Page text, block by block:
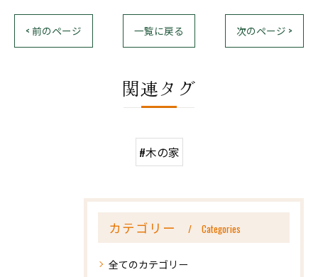
< 前のページ 一覧に戻る 次のページ >
関連タグ
#木の家
カテゴリー Categories
全てのカテゴリー